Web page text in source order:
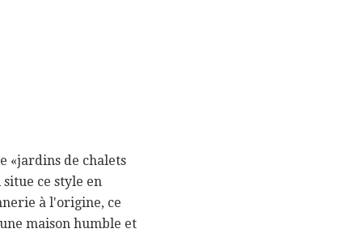
«jardins de chalets
ce style en
à l'origine, ce
maison humble et